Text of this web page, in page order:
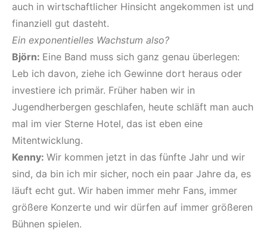
auch in wirtschaftlicher Hinsicht angekommen ist und
finanziell gut dasteht.
Ein exponentielles Wachstum also?
Björn: Eine Band muss sich ganz genau überlegen:
Leb ich davon, ziehe ich Gewinne dort heraus oder
investiere ich primär. Früher haben wir in
Jugendherbergen geschlafen, heute schläft man auch
mal im vier Sterne Hotel, das ist eben eine
Mitentwicklung.
Kenny: Wir kommen jetzt in das fünfte Jahr und wir
sind, da bin ich mir sicher, noch ein paar Jahre da, es
läuft echt gut. Wir haben immer mehr Fans, immer
größere Konzerte und wir dürfen auf immer größeren
Bühnen spielen.